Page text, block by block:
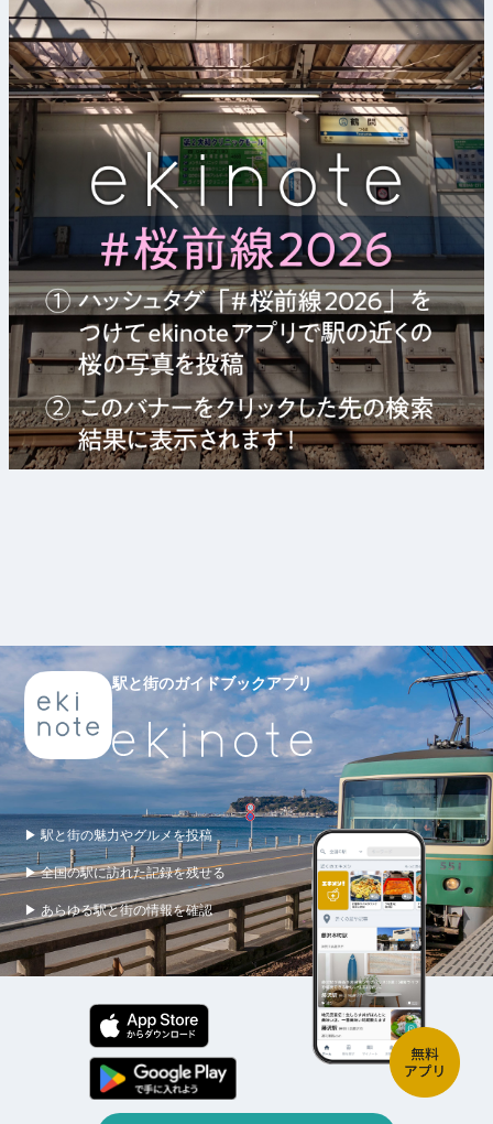
駅と街のガイドブックアプリ
▶ 駅と街の魅力やグルメを投稿
▶ 全国の駅に訪れた記録を残せる
▶ あらゆる駅と街の情報を確認